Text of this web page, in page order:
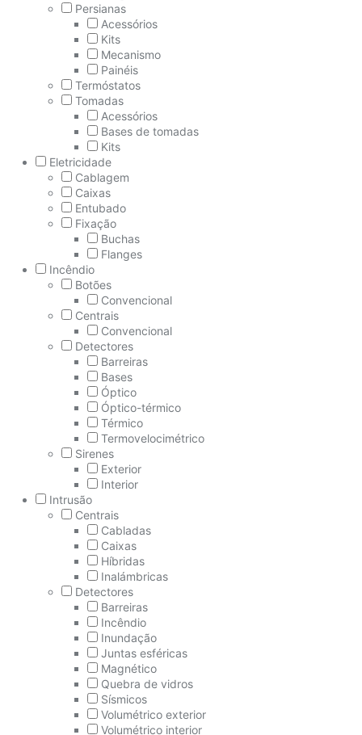
Persianas
Acessórios
Kits
Mecanismo
Painéis
Termóstatos
Tomadas
Acessórios
Bases de tomadas
Kits
Eletricidade
Cablagem
Caixas
Entubado
Fixação
Buchas
Flanges
Incêndio
Botões
Convencional
Centrais
Convencional
Detectores
Barreiras
Bases
Óptico
Óptico-térmico
Térmico
Termovelocimétrico
Sirenes
Exterior
Interior
Intrusão
Centrais
Cabladas
Caixas
Híbridas
Inalámbricas
Detectores
Barreiras
Incêndio
Inundação
Juntas esféricas
Magnético
Quebra de vidros
Sísmicos
Volumétrico exterior
Volumétrico interior